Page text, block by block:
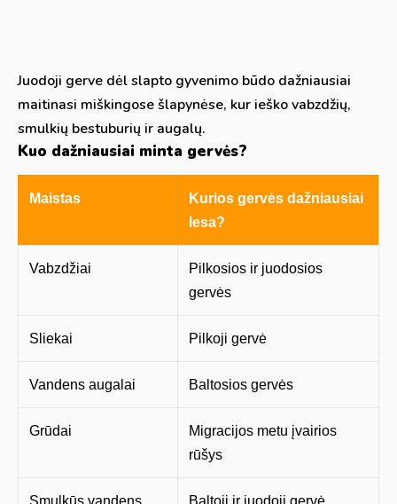
Juodoji gerve dėl slapto gyvenimo būdo dažniausiai
maitinasi miškingose šlapynėse, kur ieško vabzdžių,
smulkių bestuburių ir augalų.
Kuo dažniausiai minta gervės?
Maistas
Kurios gervės dažniausiai
lesa?
Vabzdžiai
Pilkosios ir juodosios
gervės
Sliekai Pilkoji gervė
Vandens augalai Baltosios gervės
Grūdai
Migracijos metu įvairios
rūšys